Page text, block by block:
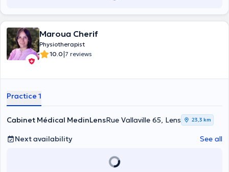
Maroua Cherif
Physiotherapist
10.0|7 reviews
Practice 1
Cabinet Médical MedinLensRue Vallaville 65, Lens 23,3 km
Next availability See all